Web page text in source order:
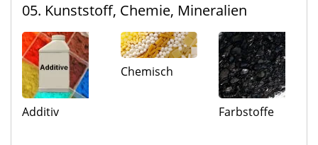
05. Kunststoff, Chemie, Mineralien
Additiv
Chemisch
Farbstoffe